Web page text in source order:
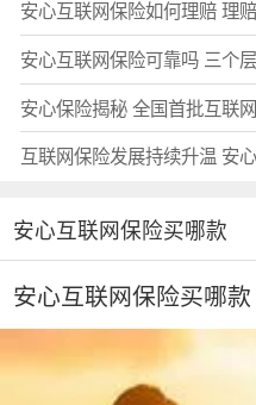
安心互联网保险如何理赔 理
安心互联网保险可靠吗 三个
安心保险揭秘 全国首批互联
互联网保险发展持续升温 安
安心互联网保险买哪款
安心互联网保险买哪